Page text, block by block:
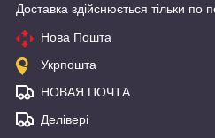
Доставка здійснюється тільки по
Нова Пошта
Укрпошта
НОВАЯ ПОЧТА
Делівері